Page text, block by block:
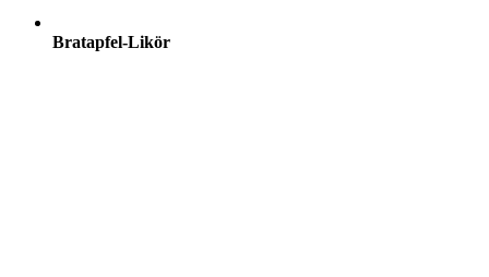
Bratapfel-Likör